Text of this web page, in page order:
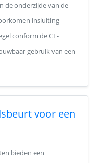
de onderzijde van de
insluiting —
conform de CE-
gebruik van een
voor een
bieden een